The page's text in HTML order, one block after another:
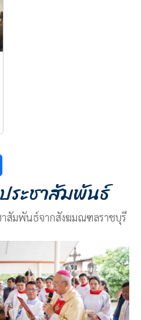
ระชาสัมพันธ์
าสัมพันธ์จากสังฆมณฑลราชบุรี